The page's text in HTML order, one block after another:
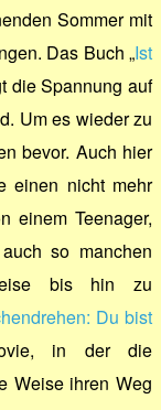
Sommer mit
Das Buch „Ist
die Spannung auf
Um es wieder zu
bevor. Auch hier
einen nicht mehr
einem Teenager,
so manchen
bis hin zu
Du bist
in der die
Weise ihren Weg